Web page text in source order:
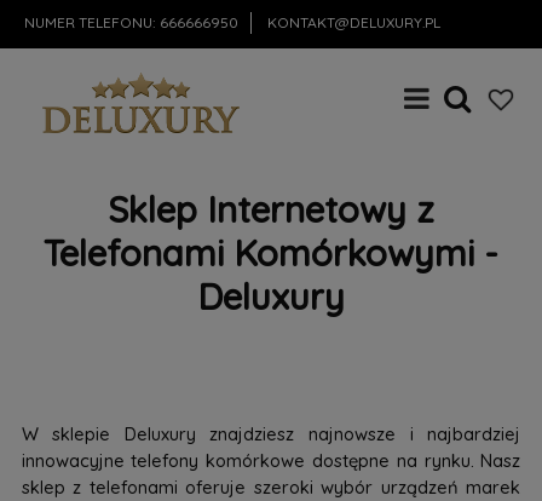
NUMER TELEFONU: 666666950 KONTAKT@DELUXURY.PL
Sklep Internetowy z
Telefonami Komórkowymi -
Deluxury
W sklepie Deluxury znajdziesz najnowsze i najbardziej
innowacyjne telefony komórkowe dostępne na rynku. Nasz
sklep z telefonami oferuje szeroki wybór urządzeń marek